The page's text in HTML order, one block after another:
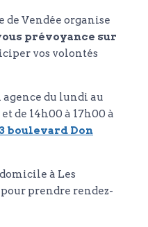
de Vendée organise
prévoyance sur
vos volontés
du lundi au
de 14h00 à 17h00 à
boulevard Don
à Les
prendre rendez-